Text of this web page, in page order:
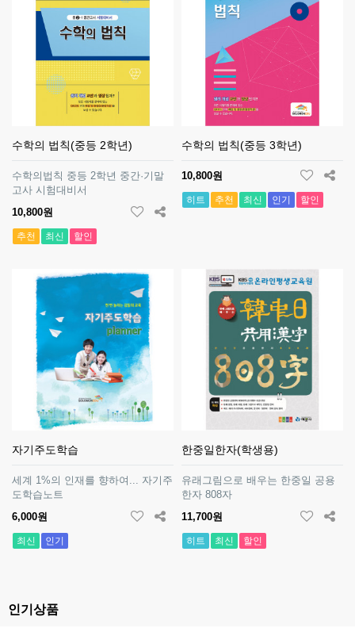
수학의 법칙(중등 2학년)
수학의법칙 중등 2학년 중간·기말
고사 시험대비서
10,800원
추천 최신 할인
수학의 법칙(중등 3학년)
10,800원
히트 추천 최신 인기 할인
자기주도학습
세계 1%의 인재를 향하여... 자기주
도학습노트
6,000원
최신 인기
한중일한자(학생용)
유래그림으로 배우는 한중일 공용
한자 808자
11,700원
히트 최신 할인
인기상품